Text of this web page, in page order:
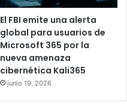
El FBI emite una alerta
global para usuarios de
Microsoft 365 por la
nueva amenaza
cibernética Kali365
junio 19, 2026